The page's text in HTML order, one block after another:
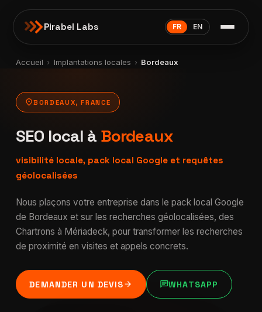
Pirabel Labs FR EN
Accueil › Implantations locales › Bordeaux
location_onBORDEAUX, FRANCE
SEO local à Bordeaux
visibilité locale, pack local Google et requêtes
géolocalisées
Nous plaçons votre entreprise dans le pack local Google
de Bordeaux et sur les recherches géolocalisées, des
Chartrons à Mériadeck, pour transformer les recherches
de proximité en visites et appels concrets.
DEMANDER UN DEVISarrow_forward chatWHATSAPP